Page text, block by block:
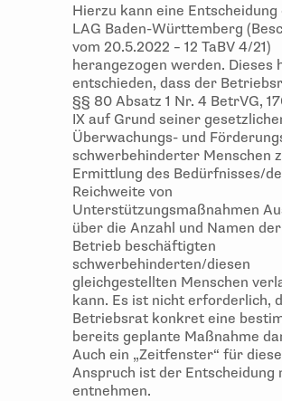
Hierzu kann eine Entscheidung
LAG Baden-Württemberg
vom 20.5.2022 – 12 TaBV 4/21)
herangezogen werden. Dieses
entschieden, dass der
§§ 80 Absatz 1 Nr. 4 BetrVG,
IX auf Grund seiner
Überwachungs- und
schwerbehinderter Menschen
Ermittlung des Bedürfnisses/
Reichweite von
Unterstützungsmaßnahmen
über die Anzahl und Namen
Betrieb beschäftigten
schwerbehinderten/diesen
gleichgestellten Menschen
kann. Es ist nicht erforderlich,
Betriebsrat konkret eine
bereits geplante Maßnahme
Auch ein „Zeitfenster“ für
Anspruch ist der Entscheidung
entnehmen.